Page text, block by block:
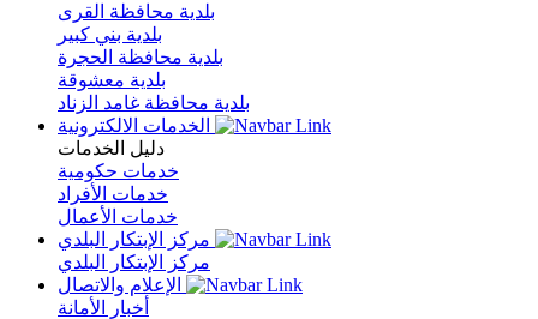
بلدية محافظة القرى
بلدية بني كبير
بلدية محافظة الحجرة
بلدية معشوقة
بلدية محافظة غامد الزناد
دليل الخدمات
خدمات حكومية
خدمات الأفراد
خدمات الأعمال
مركز الإبتكار البلدي
أخبار الأمانة